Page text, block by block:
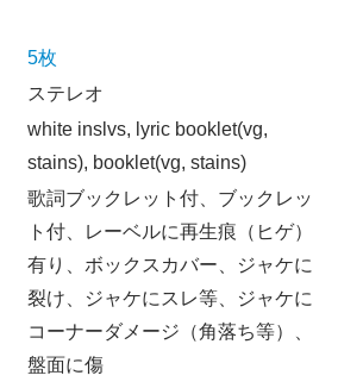
5枚
ステレオ
white inslvs, lyric booklet(vg,
stains), booklet(vg, stains)
歌詞ブックレット付、ブックレッ
ト付、レーベルに再生痕（ヒゲ）
有り、ボックスカバー、ジャケに
裂け、ジャケにスレ等、ジャケに
コーナーダメージ（角落ち等）、
盤面に傷